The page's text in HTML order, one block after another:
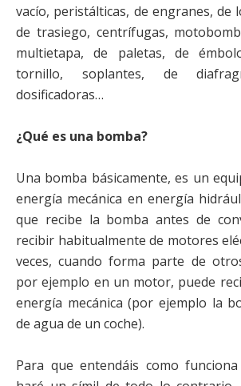
vacío, peristálticas, de engranes, de
de trasiego, centrífugas,
multietapa, de paletas, de
tornillo, soplantes, de
dosificadoras…
¿Qué es una bomba?
Una bomba básicamente, es un
energía mecánica en energía
que recibe la bomba antes de
recibir habitualmente de motores
veces, cuando forma parte de
por ejemplo en un motor, puede
energía mecánica (por ejemplo la
de agua de un coche).
Para que entendáis como